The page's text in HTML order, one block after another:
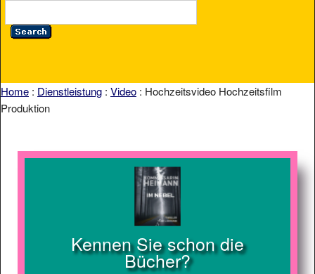
Home : Dienstleistung : Video : Hochzeitsvideo Hochzeitsfilm
Produktion
Kennen Sie schon die
Bücher?